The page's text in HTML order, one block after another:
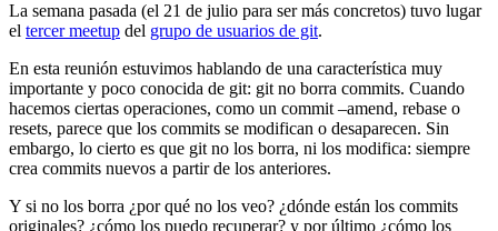
La semana pasada (el 21 de julio para ser más concretos) tuvo lugar
el tercer meetup del grupo de usuarios de git.
En esta reunión estuvimos hablando de una característica muy
importante y poco conocida de git: git no borra commits. Cuando
hacemos ciertas operaciones, como un commit –amend, rebase o
resets, parece que los commits se modifican o desaparecen. Sin
embargo, lo cierto es que git no los borra, ni los modifica: siempre
crea commits nuevos a partir de los anteriores.
Y si no los borra ¿por qué no los veo? ¿dónde están los commits
originales? ¿cómo los puedo recuperar? y por último ¿cómo los